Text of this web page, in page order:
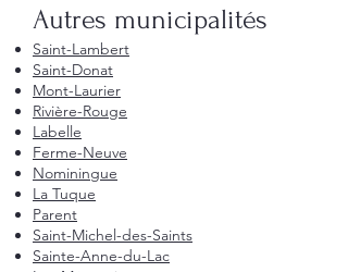
Autres municipalités
Saint-Lambert
Saint-Donat
Mont-Laurier
Rivière-Rouge
Labelle
Ferme-Neuve
Nominingue
La Tuque
Parent
Saint-Michel-des-Saints
Sainte-Anne-du-Lac